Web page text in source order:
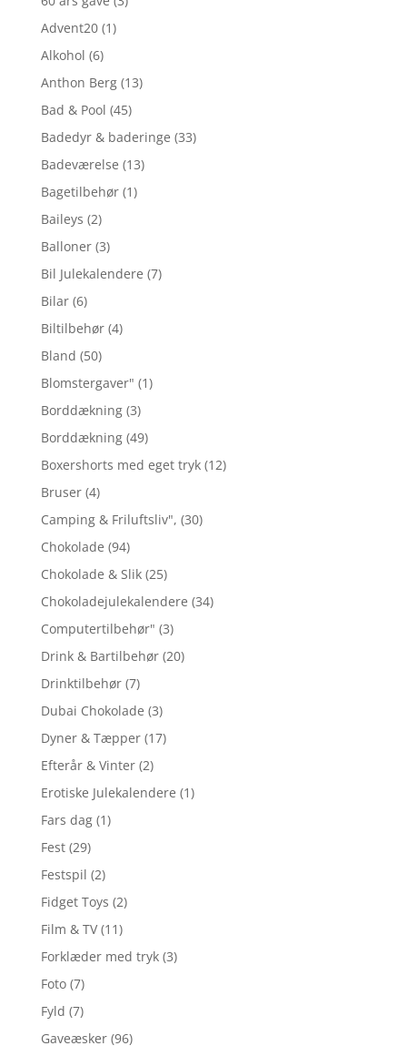
Advent20 (1)
Alkohol (6)
Anthon Berg (13)
Bad & Pool (45)
Badedyr & baderinge (33)
Badeværelse (13)
Bagetilbehør (1)
Baileys (2)
Balloner (3)
Bil Julekalendere (7)
Bilar (6)
Biltilbehør (4)
Bland (50)
Blomstergaver" (1)
Borddækning (3)
Borddækning (49)
Boxershorts med eget tryk (12)
Bruser (4)
Camping & Friluftsliv", (30)
Chokolade (94)
Chokolade & Slik (25)
Chokoladejulekalendere (34)
Computertilbehør" (3)
Drink & Bartilbehør (20)
Drinktilbehør (7)
Dubai Chokolade (3)
Dyner & Tæpper (17)
Efterår & Vinter (2)
Erotiske Julekalendere (1)
Fars dag (1)
Fest (29)
Festspil (2)
Fidget Toys (2)
Film & TV (11)
Forklæder med tryk (3)
Foto (7)
Fyld (7)
Gaveæsker (96)